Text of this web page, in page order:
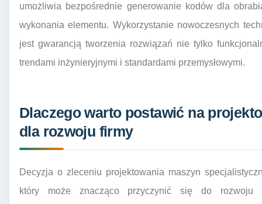
umożliwia bezpośrednie generowanie kodów dla
wykonania elementu. Wykorzystanie nowoczesnych
jest gwarancją tworzenia rozwiązań nie tylko
trendami inżynieryjnymi i standardami przemysłowymi.
Dlaczego warto postawić na
dla rozwoju firmy
Decyzja o zleceniu projektowania maszyn
który może znacząco przyczynić się do rozwoju